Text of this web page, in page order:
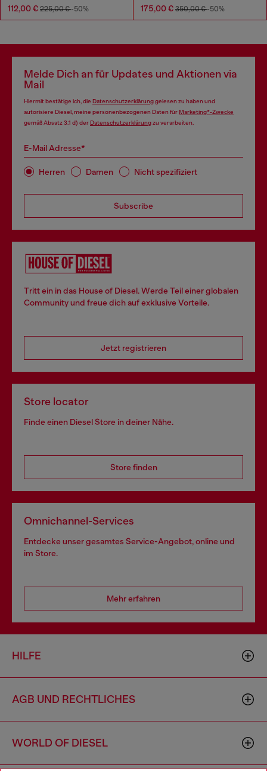
112,00 € 225,00 €-50% 175,00 € 350,00 €-50%
Melde Dich an für Updates und Aktionen via
Mail
Hiermit bestätige ich, die Datenschutzerklärunggelesen zu haben und
autorisiere Diesel, meine personenbezogenen Daten fürMarketing*-Zwecke
gemäß Absatz 3.1 d) derDatenschutzerklärungzu verarbeiten.
E-Mail Adresse*
Herren Damen Nicht spezifiziert
Subscribe
Tritt ein in das House of Diesel. Werde Teil einer globalen
Community und freue dich auf exklusive Vorteile.
Jetzt registrieren
Store locator
Finde einen Diesel Store in deiner Nähe.
Store finden
Omnichannel-Services
Entdecke unser gesamtes Service-Angebot, online und
im Store.
Mehr erfahren
HILFE
AGB UND RECHTLICHES
WORLD OF DIESEL